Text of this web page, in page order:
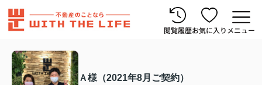
閲覧履歴お気に入り メニュー
Ａ様（2021年8月ご契約）